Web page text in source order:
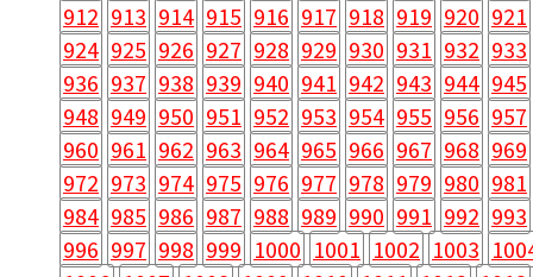
912 913 914 915 916 917 918 919 920 921
924 925 926 927 928 929 930 931 932 933
936 937 938 939 940 941 942 943 944 945
948 949 950 951 952 953 954 955 956 957
960 961 962 963 964 965 966 967 968 969
972 973 974 975 976 977 978 979 980 981
984 985 986 987 988 989 990 991 992 993
996 997 998 999 1000 1001 1002 1003